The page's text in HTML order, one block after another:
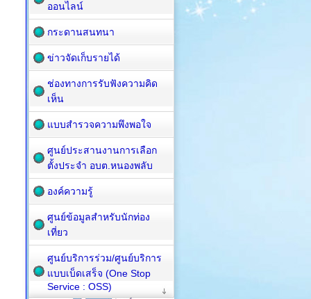
ออนไลน์
กระดานสนทนา
ข่าวจัดเก็บรายได้
ช่องทางการรับฟังความคิด
เห็น
แบบสำรวจความพึงพอใจ
ศูนย์ประสานงานการเลือก
ตั้งประจำ อบต.หนองพลับ
องค์ความรู้
ศูนย์ข้อมูลสำหรับนักท่อง
เที่ยว
ศูนย์บริการร่วม/ศูนย์บริการ
แบบเบ็ดเสร็จ (One Stop
Service : OSS)